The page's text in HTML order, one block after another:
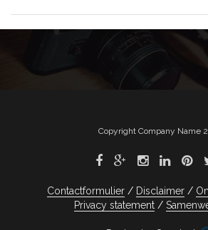
Copyright Company Name
Contactformulier Disclaimer
Privacy statement